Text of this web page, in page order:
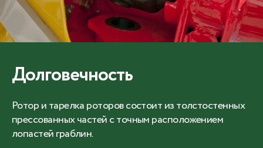
Долговечность
Ротор и тарелка роторов состоит из толстостенных
прессованных частей с точным расположением
лопастей граблин.